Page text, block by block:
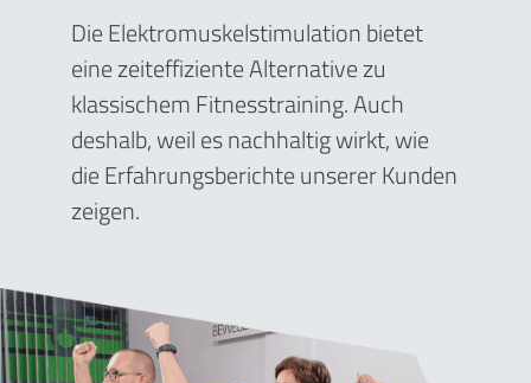
Die Elektromuskelstimulation bietet
eine zeiteffiziente Alternative zu
klassischem Fitnesstraining. Auch
deshalb, weil es nachhaltig wirkt, wie
die Erfahrungsberichte unserer Kunden
zeigen.